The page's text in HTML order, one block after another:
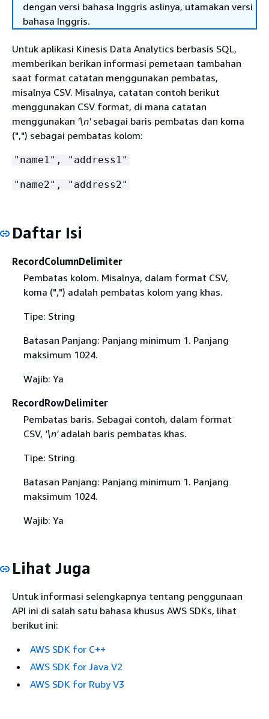
dengan versi bahasa Inggris aslinya, utamakan versi
bahasa Inggris.
Untuk aplikasi Kinesis Data Analytics berbasis SQL,
memberikan berikan informasi pemetaan tambahan
saat format catatan menggunakan pembatas,
misalnya CSV. Misalnya, catatan contoh berikut
menggunakan CSV format, di mana catatan
menggunakan '\n'sebagai baris pembatas dan koma
(",") sebagai pembatas kolom:
"name1", "address1"
"name2", "address2"
Daftar Isi
RecordColumnDelimiter
Pembatas kolom. Misalnya, dalam format CSV,
koma (",") adalah pembatas kolom yang khas.
Tipe: String
Batasan Panjang: Panjang minimum 1. Panjang
maksimum 1024.
Wajib: Ya
RecordRowDelimiter
Pembatas baris. Sebagai contoh, dalam format
CSV, '\n'adalah baris pembatas khas.
Tipe: String
Batasan Panjang: Panjang minimum 1. Panjang
maksimum 1024.
Wajib: Ya
Lihat Juga
Untuk informasi selengkapnya tentang penggunaan
API ini di salah satu bahasa khusus AWS SDKs, lihat
berikut ini:
AWS SDK for C++
AWS SDK for Java V2
AWS SDK for Ruby V3